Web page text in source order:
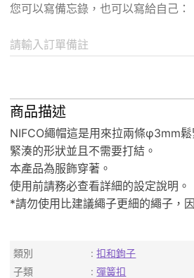
您可以寫備忘錄，也可以寫給自己：
請輸入訂單備註
商品描述
NIFCO繩帽這是用來拉兩條φ3mm
緊湊的形狀並且不需要打結。
本產品為服飾穿著。
使用前請務必查看詳細的設定說明。
*請勿使用比建議繩子更細的繩子，
類別
扣和鉤子
子類
彈簧扣